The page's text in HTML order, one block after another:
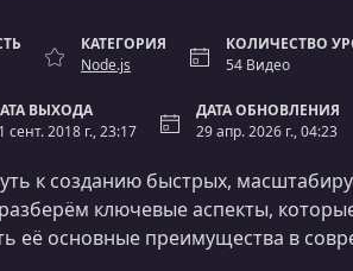
КАТЕГОРИЯ
Node.js
КОЛИЧЕСТВО
54 Видео
ВЫХОДА
сент. 2018 г., 23:17
ДАТА ОБНОВЛЕНИЯ
29 апр. 2026 г., 04:23
к созданию быстрых,
ключевые аспекты,
её основные преимущества в